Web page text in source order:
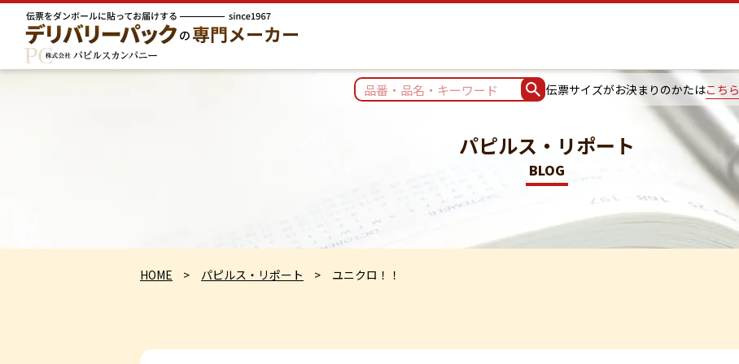
伝票サイズがお決まりのかたはこちら
パピルス・リポート
BLOG
HOME パピルス・リポート ユニクロ！！